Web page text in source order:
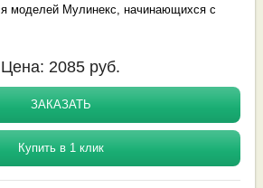
моделей Мулинекс, начинающихся с
Цена: 2085 руб.
ЗАКАЗАТЬ
Купить в 1 клик